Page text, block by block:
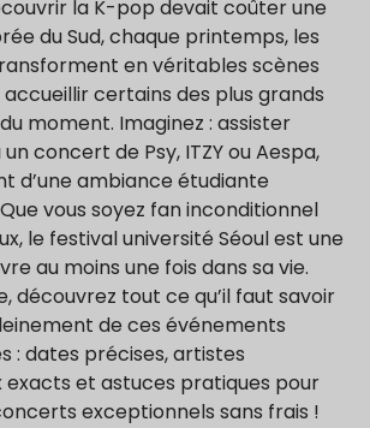
la K-pop devait coûter une
du Sud, chaque printemps, les
en véritables scènes
certains des plus grands
moment. Imaginez : assister
concert de Psy, ITZY ou Aespa,
d’une ambiance étudiante
vous soyez fan inconditionnel
le festival université Séoul est une
au moins une fois dans sa vie.
découvrez tout ce qu’il faut savoir
de ces événements
: dates précises, artistes
exacts et astuces pratiques pour
exceptionnels sans frais !